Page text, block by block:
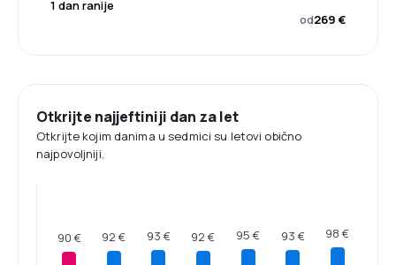
1 dan ranije
od269 €
Otkrijte najjeftiniji dan za let
Otkrijte kojim danima u sedmici su letovi obično
najpovoljniji.
90 € 92 € 93 € 92 € 95 € 93 € 98 €